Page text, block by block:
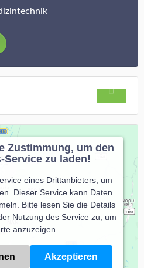
Zustimmung, um den
Service zu laden!
eines Drittanbieters, um
Dieser Service kann Daten
Bitte lesen Sie die Details
Nutzung des Service zu, um
anzuzeigen.
Akzeptieren